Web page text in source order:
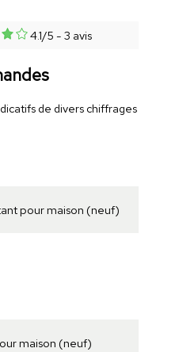
4.1/5 - 3 avis
de divers chiffrages
pour maison (neuf)
maison (neuf)